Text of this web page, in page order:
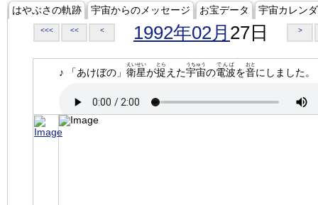
はやぶさの軌跡 宇宙からのメッセージ お宝データ 宇宙カレン
<<< << < 1992年02月 27日 >
♪ 「あけぼの」 衛星
えいせい
が捉
とら
えた宇宙
うちゅう
の電波
でんぱ
を音
おと
にしました。